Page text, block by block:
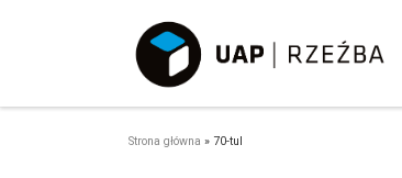
Strona główna » 70-tul